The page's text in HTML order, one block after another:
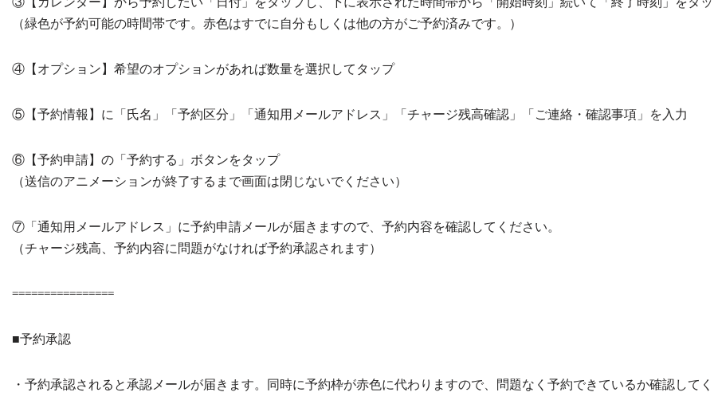
（緑色が予約可能の時間帯です。赤色はすでに自分もしくは他の方がご予約済みです。）
④【オプション】希望のオプションがあれば数量を選択してタップ
⑤【予約情報】に「氏名」「予約区分」「通知用メールアドレス」「チャージ残高確認」「ご連絡・確認事項」を入力
⑥【予約申請】の「予約する」ボタンをタップ
（送信のアニメーションが終了するまで画面は閉じないでください）
⑦「通知用メールアドレス」に予約申請メールが届きますので、予約内容を確認してください。
（チャージ残高、予約内容に問題がなければ予約承認されます）
================
■予約承認
・予約承認されると承認メールが届きます。同時に予約枠が赤色に代わりますので、問題なく予約できているか確認して